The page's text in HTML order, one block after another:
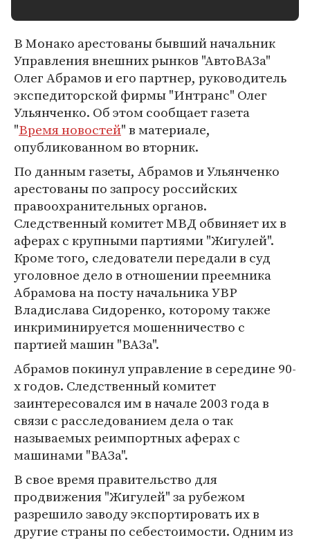
В Монако арестованы бывший начальник
Управления внешних рынков "АвтоВАЗа"
Олег Абрамов и его партнер, руководитель
экспедиторской фирмы "Интранс" Олег
Ульянченко. Об этом сообщает газета
"Время новостей" в материале,
опубликованном во вторник.
По данным газеты, Абрамов и Ульянченко
арестованы по запросу российских
правоохранительных органов.
Следственный комитет МВД обвиняет их в
аферах с крупными партиями "Жигулей".
Кроме того, следователи передали в суд
уголовное дело в отношении преемника
Абрамова на посту начальника УВР
Владислава Сидоренко, которому также
инкриминируется мошенничество с
партией машин "ВАЗа".
Абрамов покинул управление в середине 90-
х годов. Следственный комитет
заинтересовался им в начале 2003 года в
связи с расследованием дела о так
называемых реимпортных аферах с
машинами "ВАЗа".
В свое время правительство для
продвижения "Жигулей" за рубежом
разрешило заводу экспортировать их в
другие страны по себестоимости. Одним из